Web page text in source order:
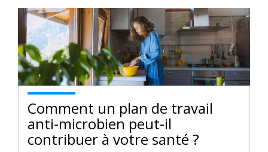
Comment un plan de travail
anti-microbien peut-il
contribuer à votre santé ?